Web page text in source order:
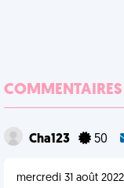
COMMENTAIRES
Cha123 50
mercredi 31 août 2022